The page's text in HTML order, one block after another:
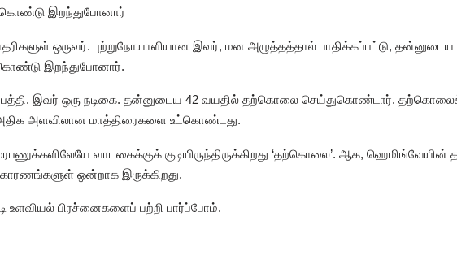
கொண்டு இறந்துபோனார்
ஒருவர்‌. புற்றுநோயாளியான இவர், மன அழுத்தத்தால் பாதிக்கப்பட்டு,
இறந்துபோனார்.
இவர் ஒரு நடிகை. தன்னுடைய 42 வயதில் தற்கொலை செய்துகொண்டார்.
அளவிலான மாத்திரைகளை உட்கொண்டது.
வாடகைக்குக் குடியிருந்திருக்கிறது ‘தற்கொலை’. ஆக,
ஒன்றாக இருக்கிறது.
உளவியல் பிரச்னைகளைப் பற்றி பார்ப்போம்.